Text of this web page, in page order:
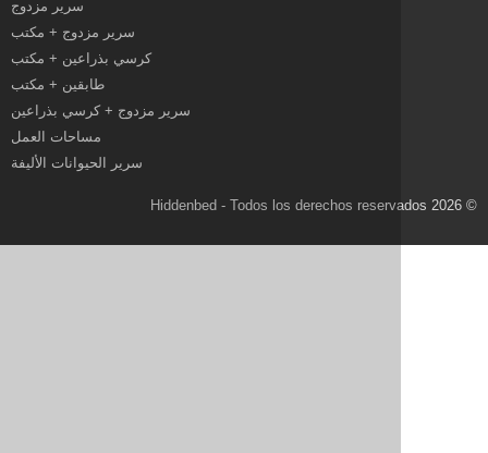
سرير مزدوج + مكتب
كرسي بذراعين + مكتب
طابقين + مكتب
سرير مزدوج + كرسي بذراعين
مساحات العمل
سرير الحيوانات الأليفة